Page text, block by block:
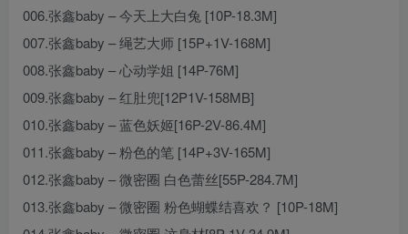
006.张鑫baby – 今天上大白兔 [10P-18.3M]
007.张鑫baby – 绳艺大师 [15P+1V-168M]
008.张鑫baby – 心动学姐 [14P-76M]
009.张鑫baby – 红肚兜[12P1V-158MB]
010.张鑫baby – 蓝色妖姬[16P-2V-86.4M]
011.张鑫baby – 粉色的笔 [14P+3V-165M]
012.张鑫baby – 微密圈 白色蕾丝[55P-284.7M]
013.张鑫baby – 微密圈 粉色蝴蝶结喜欢？ [10P-18M]